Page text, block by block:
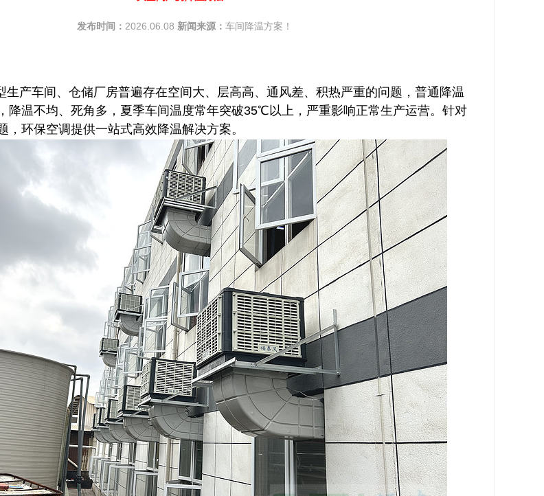
发布时间： 2026.06.08 新闻来源： 车间降温方案！
生产车间、仓储厂房普遍存在空间大、层高高、通风差、积热严重的问题，普通降温
降温不均、死角多，夏季车间温度常年突破35℃以上，严重影响正常生产运营。针对
，环保空调提供一站式高效降温解决方案。